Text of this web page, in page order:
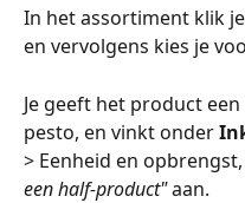
In het assortiment klik
en vervolgens kies je
Je geeft het product
pesto, en vinkt onder
> Eenheid en
een half-product" aan.